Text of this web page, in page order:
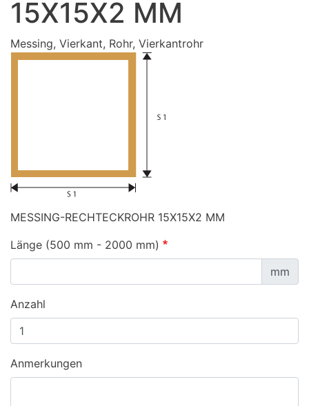
15X15X2 MM
Messing, Vierkant, Rohr, Vierkantrohr
MESSING-RECHTECKROHR 15X15X2 MM
Länge (500 mm - 2000 mm)
mm
Anzahl
Anmerkungen